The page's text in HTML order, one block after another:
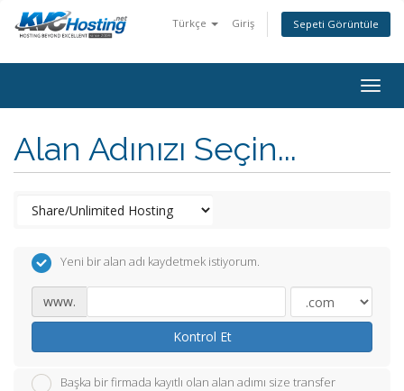
Türkçe Giriş Sepeti Görüntüle
Alan Adınızı Seçin...
Yeni bir alan adı kaydetmek istiyorum.
www.
Kontrol Et
Başka bir firmada kayıtlı olan alan adımı size transfer